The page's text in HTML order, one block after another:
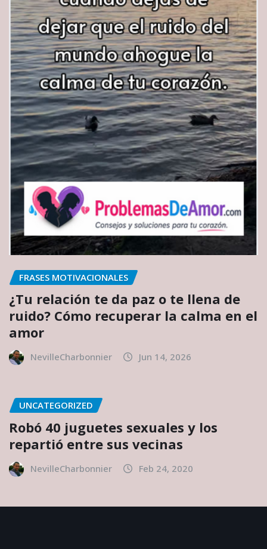
FRASES MOTIVACIONALES
¿Tu relación te da paz o te llena de
ruido? Cómo recuperar la calma en el
amor
NevilleCharbonnier Jun 14, 2026
UNCATEGORIZED
Robó 40 juguetes sexuales y los
repartió entre sus vecinas
NevilleCharbonnier Feb 24, 2020